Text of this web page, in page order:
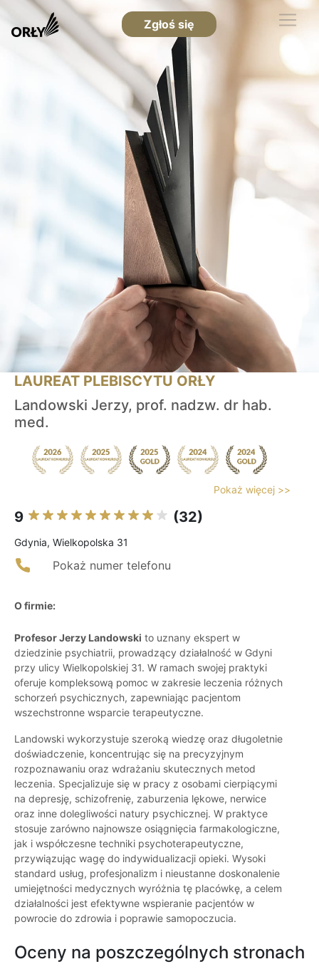
Zgłoś się
LAUREAT PLEBISCYTU ORŁY
Landowski Jerzy, prof. nadzw. dr hab.
med.
Pokaż więcej >>
9 (32)
Gdynia, Wielkopolska 31
Pokaż numer telefonu
O firmie:
Profesor Jerzy Landowski to uznany ekspert w
dziedzinie psychiatrii, prowadzący działalność w Gdyni
przy ulicy Wielkopolskiej 31. W ramach swojej praktyki
oferuje kompleksową pomoc w zakresie leczenia różnych
schorzeń psychicznych, zapewniając pacjentom
wszechstronne wsparcie terapeutyczne.
Landowski wykorzystuje szeroką wiedzę oraz długoletnie
doświadczenie, koncentrując się na precyzyjnym
rozpoznawaniu oraz wdrażaniu skutecznych metod
leczenia. Specjalizuje się w pracy z osobami cierpiącymi
na depresję, schizofrenię, zaburzenia lękowe, nerwice
oraz inne dolegliwości natury psychicznej. W praktyce
stosuje zarówno najnowsze osiągnięcia farmakologiczne,
jak i współczesne techniki psychoterapeutyczne,
przywiązując wagę do indywidualizacji opieki. Wysoki
standard usług, profesjonalizm i nieustanne doskonalenie
umiejętności medycznych wyróżnia tę placówkę, a celem
działalności jest efektywne wspieranie pacjentów w
powrocie do zdrowia i poprawie samopoczucia.
Oceny na poszczególnych stronach